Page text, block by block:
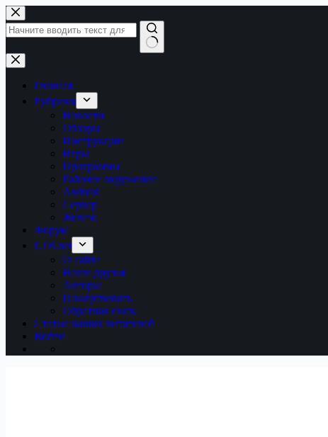
Перейти
к
сути
Ничего
не
найденоГлавная
Рубрики
Новости
Обзоры
Инструкции
Игры
Программы
Рабочее окружение
Android
Сервер
Железо
Форум
LTB.net
О сайте
Наши друзья
Авторы
Пожертвовать
Обратная связь
Статьи наших читателей
Войти